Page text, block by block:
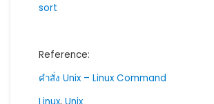
sort
Reference:
คำสั่ง Unix – Linux Command